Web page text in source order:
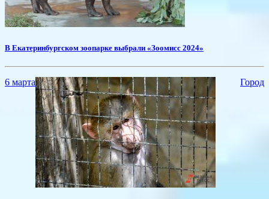
​В Екатеринбургском зоопарке выбрали «Зоомисс 2024»
6 марта Город